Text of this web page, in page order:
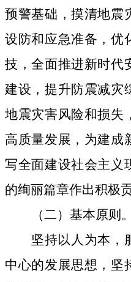
预警基础，摸清地震
设防和应急准备，优
技，全面推进新时代
建设，提升防震减灾
地震灾害风险和损失
高质量发展，为建成
写全面建设社会主义
的绚丽篇章作出积极
（二）基本原则 。
坚持以人为本，
中心的发展思想， 坚